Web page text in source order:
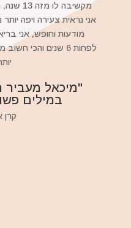
אני נראית צעירה ויפה
מודעות וחופש, אני
לפחות 6 שנים והכי
"מיכאל
במילים
קרן